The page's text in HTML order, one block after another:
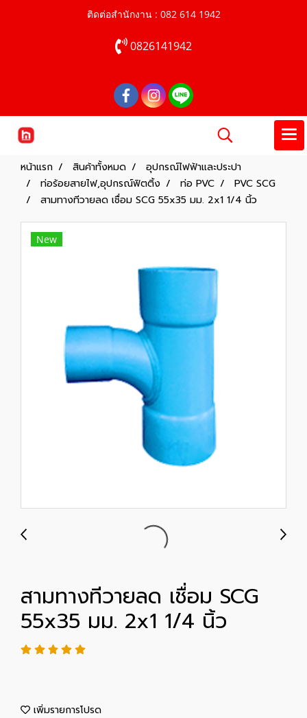
ติดต่อสำนักงาน : 082 614 1942
0826141942
หน้าแรก สินค้าทั้งหมด
อุปกรณ์ไฟฟ้าและประปา
ท่อร้อยสายไฟ,อุปกรณ์ฟิตติ้ง
ท่อ PVC
PVC SCG
สามทางทีวายลด เชื่อม SCG 55x35 มม. 2x1 1/4 นิ้ว
New
สามทางทีวายลด เชื่อม SCG
55x35 มม. 2x1 1/4 นิ้ว
เพิ่มรายการโปรด